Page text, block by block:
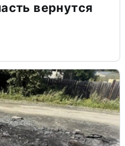
вернутся